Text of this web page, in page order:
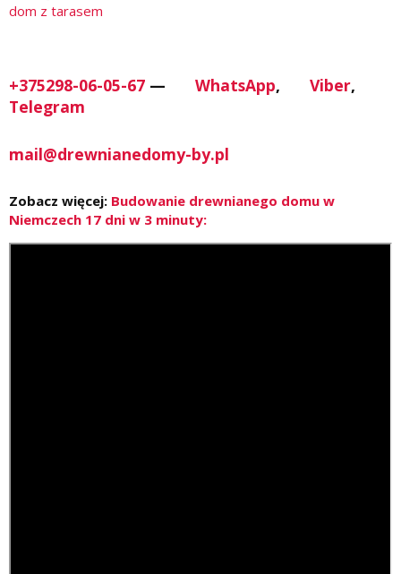
dom z tarasem
+375298-06-05-67 — WhatsApp, Viber,
Telegram
mail@drewnianedomy-by.pl
Zobacz więcej: Budowanie drewnianego domu w
Niemczech 17 dni w 3 minuty: